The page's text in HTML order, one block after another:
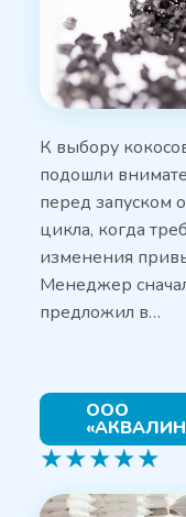
К выбору
подошли
перед запуском
цикла, когда
изменения
Менеджер
предложил в…
ООО
★★★★★